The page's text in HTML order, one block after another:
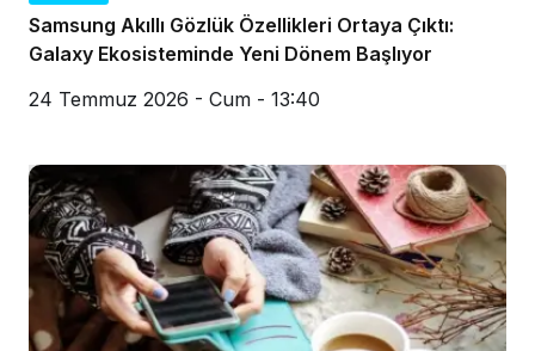
Samsung Akıllı Gözlük Özellikleri Ortaya Çıktı:
Galaxy Ekosisteminde Yeni Dönem Başlıyor
24 Temmuz 2026 - Cum - 13:40